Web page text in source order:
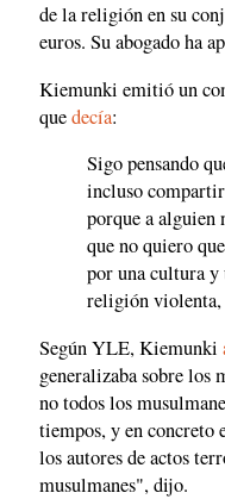
de la religión en su
euros. Su abogado ha
Kiemunki emitió un
quedecía:
Sigo pensando
incluso
porque a alguien
que no quiero
por una cultura y
religión violenta,
Según YLE, Kiemunki
generalizaba sobre los
no todos los
tiempos, y en concreto
los autores de actos
musulmanes", dijo.